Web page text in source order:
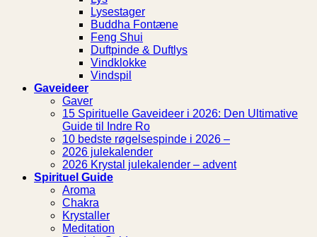
Lysestager
Buddha Fontæne
Feng Shui
Duftpinde & Duftlys
Vindklokke
Vindspil
Gaveideer
Gaver
15 Spirituelle Gaveideer i 2026: Den Ultimative
Guide til Indre Ro
10 bedste røgelsespinde i 2026 –
2026 julekalender
2026 Krystal julekalender – advent
Spirituel Guide
Aroma
Chakra
Krystaller
Meditation